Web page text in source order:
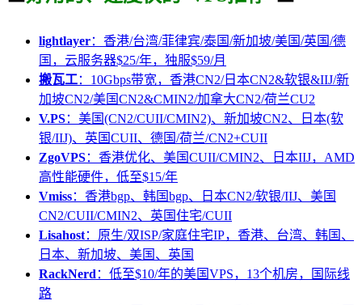
lightlayer：香港/台湾/菲律宾/泰国/新加坡/美国/英国/德
国，云服务器$25/年，独服$59/月
搬瓦工：10Gbps带宽，香港CN2/日本CN2&软银&IIJ/新
加坡CN2/美国CN2&CMIN2/加拿大CN2/荷兰CU2
V.PS：美国(CN2/CUII/CMIN2)、新加坡CN2、日本(软
银/IIJ)、英国CUII、德国/荷兰/CN2+CUII
ZgoVPS：香港优化、美国CUII/CMIN2、日本IIJ，AMD
高性能硬件，低至$15/年
Vmiss：香港bgp、韩国bgp、日本CN2/软银/IIJ、美国
CN2/CUII/CMIN2、英国住宅/CUII
Lisahost：原生/双ISP/家庭住宅IP，香港、台湾、韩国、
日本、新加坡、美国、英国
RackNerd ：低至$10/年的美国VPS，13个机房，国际线
路